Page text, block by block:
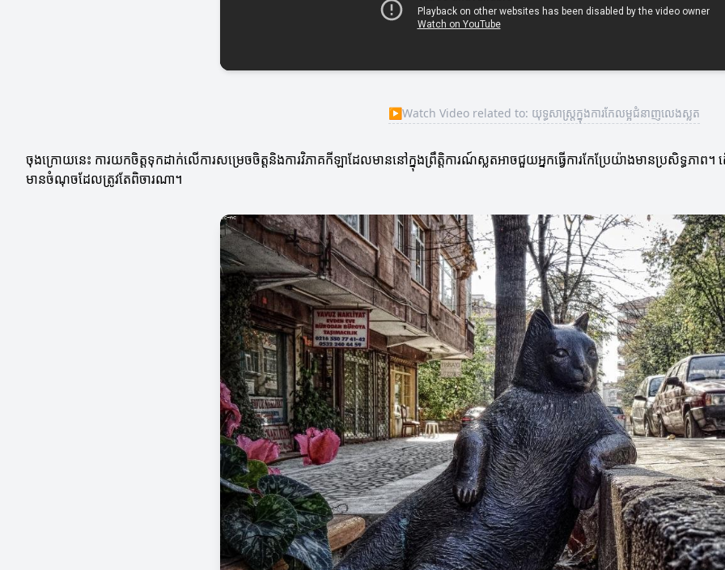
▶Watch Video related to: យុទ្ធសាស្ត្រក្នុងការកែលម្អជំនាញលេងស្លត
ចុងក្រោយនេះ ការយកចិត្តទុកដាក់លើការសម្រេចចិត្តនិងការវិភាគកីឡាដែលមាននៅក្នុងព្រឹត្តិការណ៍ស្លតអាចជួយអ្នកធ្វើការកែប្រែយ៉ាងមានប្រសិទ្ធភាព។ ត
មានចំណុចដែលត្រូវតែពិចារណា។